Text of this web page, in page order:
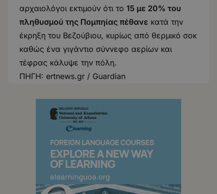
αρχαιολόγοι εκτιμούν ότι το 15 με 20% του
πληθυσμού της Πομπηίας πέθανε κατά την
έκρηξη του Βεζούβιου, κυρίως από θερμικό σοκ
καθώς ένα γιγάντιο σύννεφο αερίων και
τέφρας κάλυψε την πόλη.
ΠΗΓΗ: ertnews.gr / Guardian